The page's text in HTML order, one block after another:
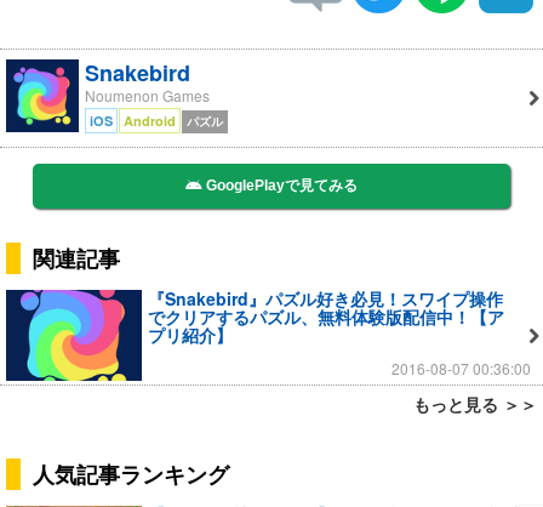
Snakebird
Noumenon Games
iOS Android パズル
GooglePlayで見てみる
関連記事
『Snakebird』パズル好き必見！スワイプ操作
でクリアするパズル、無料体験版配信中！【ア
プリ紹介】
2016-08-07 00:36:00
もっと見る ＞＞
人気記事ランキング